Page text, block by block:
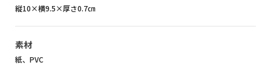
縦10×横9.5×厚さ0.7㎝
素材
紙、PVC